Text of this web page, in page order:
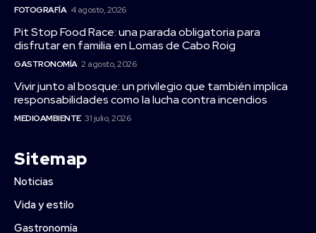
FOTOGRAFÍA 4 agosto, 2026
Pit Stop Food Race: una parada obligatoria para
disfrutar en familia en Lomas de Cabo Roig
GASTRONOMÍA 2 agosto, 2026
Vivir junto al bosque: un privilegio que también implica
responsabilidades como la lucha contra incendios
MEDIOAMBIENTE 31 julio, 2026
Sitemap
Noticias
Vida y estilo
Gastronomía